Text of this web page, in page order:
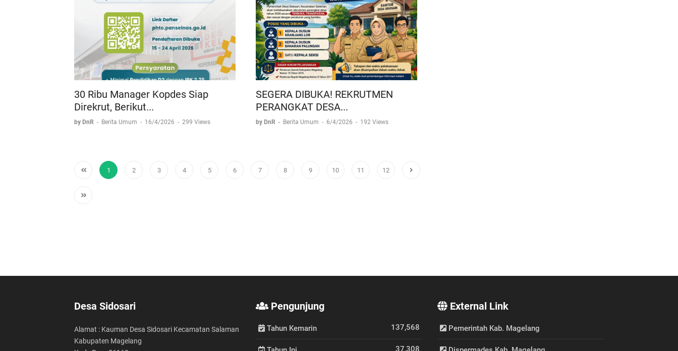
30 Ribu Manager Kopdes Siap
Direkrut, Berikut...
by DnR - Berita Umum - 16/4/2026 - 299 Views
SEGERA DIBUKA! REKRUTMEN
PERANGKAT DESA...
by DnR - Berita Umum - 6/4/2026 - 192 Views
1 2 3 4 5 6 7 8 9 10 11 12
Desa Sidosari
Alamat : Kauman Desa Sidosari Kecamatan Salaman
Kabupaten Magelang
Pengunjung
Tahun Kemarin 137,568
37,308
External Link
Pemerintah Kab. Magelang